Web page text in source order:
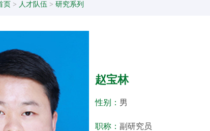
页 > 人才队伍 > 研究系列
赵宝林
性别： 男
职称： 副研究员